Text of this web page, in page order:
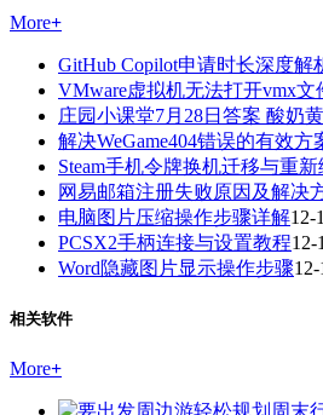
More+
GitHub Copilot申请时长深度解
VMware虚拟机无法打开vmx文
庄园小课堂7月28日答案 酸奶
解决WeGame404错误的有效方
Steam手机令牌换机迁移与重
网易邮箱注册失败原因及解决
电脑图片压缩操作步骤详解12-
PCSX2手柄连接与设置教程12-
Word隐藏图片显示操作步骤
相关软件
More+